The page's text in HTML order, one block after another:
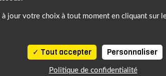
jour votre choix à tout moment en cliquant sur
Tout accepter Personnaliser
Politique de confidentialité